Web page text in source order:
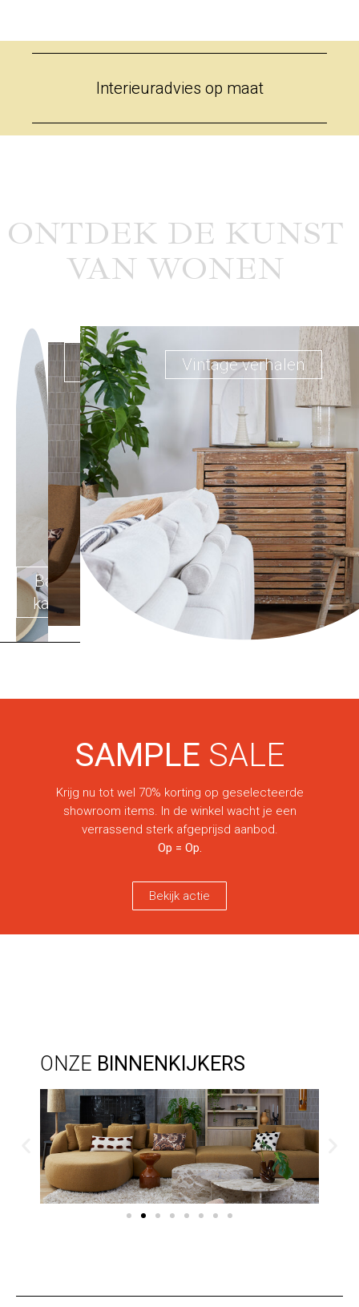
Interieuradvies op maat
ONTDEK DE KUNST
VAN WONEN
Banken
met
karakter
Opbergen
in stijl Vintage verhalen
SAMPLE SALE
Krijg nu tot wel 70% korting op geselecteerde
showroom items. In de winkel wacht je een
verrassend sterk afgeprijsd aanbod.
Op = Op.
Bekijk actie
ONZE BINNENKIJKERS
URBAN